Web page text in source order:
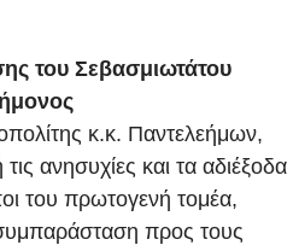
του Σεβασμιωτάτου
κ.κ. Παντελεήμων,
ανησυχίες και τα αδιέξοδα
του πρωτογενή τομέα,
προς τους